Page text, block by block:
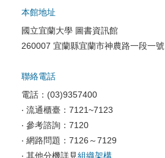
校園網路服務
校園資訊安全
電腦教室相關
資訊服務申請
本館地址
國立宜蘭大學 圖書資訊館
260007 宜蘭縣宜蘭市神農路一段一號
聯絡電話
電話：(03)9357400
‧ 流通櫃臺：7121~7123
‧ 參考諮詢：7120
‧ 網路問題：7126～7129
‧ 其他分機詳見組織架構